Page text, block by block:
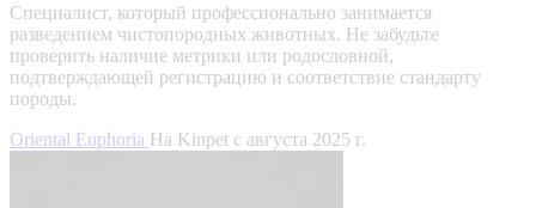
Специалист, который профессионально занимается
разведением чистопородных животных. Не забудьте
проверить наличие метрики или родословной,
подтверждающей регистрацию и соответствие стандарту
породы.
Oriental Euphoria На Kinpet c августа 2025 г.